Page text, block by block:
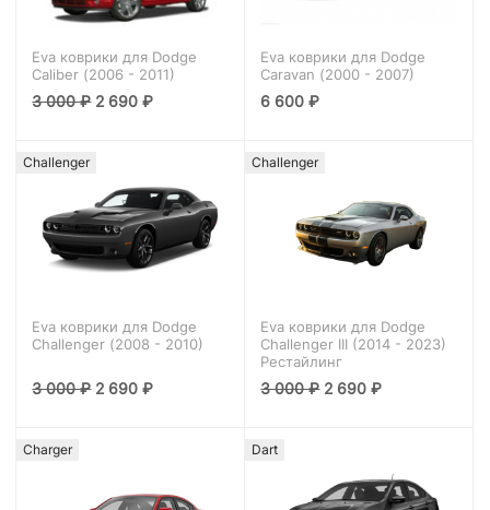
Eva коврики для Dodge
Caliber (2006 - 2011)
3 000₽ 2 690₽
Eva коврики для Dodge
Caravan (2000 - 2007)
6 600₽
Challenger
Eva коврики для Dodge
Challenger (2008 - 2010)
3 000₽ 2 690₽
Challenger
Eva коврики для Dodge
Challenger III (2014 - 2023)
Рестайлинг
3 000₽ 2 690₽
Charger Dart